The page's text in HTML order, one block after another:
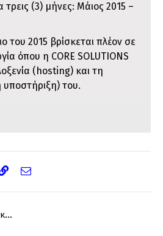
τρεις (3) μήνες: Μάιος 2015 –
του 2015 βρίσκεται πλέον σε
όπου η CORE SOLUTIONS
(hosting) και τη
του.